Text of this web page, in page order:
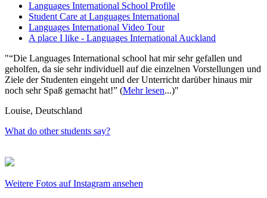
Languages International School Profile
Student Care at Languages International
Languages International Video Tour
A place I like - Languages International Auckland
“Die Languages International school hat mir sehr gefallen und
geholfen, da sie sehr individuell auf die einzelnen Vorstellungen und
Ziele der Studenten eingeht und der Unterricht darüber hinaus mir
noch sehr Spaß gemacht hat!” (Mehr lesen...)
Louise, Deutschland
What do other students say?
Weitere Fotos aufInstagram ansehen